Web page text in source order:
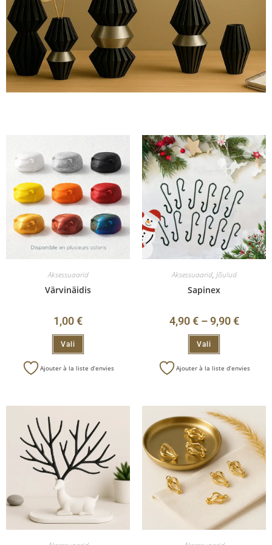
viimane
lihv
Aksessuaarid
Värvinäidis
1,00€
Vali
Ajouter à la liste d’envies
Aksessuaarid, Jõulud
Sapinex
4,90€ – 9,90€
Vali
Ajouter à la liste d’envies